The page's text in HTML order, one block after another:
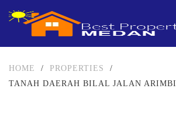
HOME / PROPERTIES
/
TANAH DAERAH BILAL JALAN ARIMBI